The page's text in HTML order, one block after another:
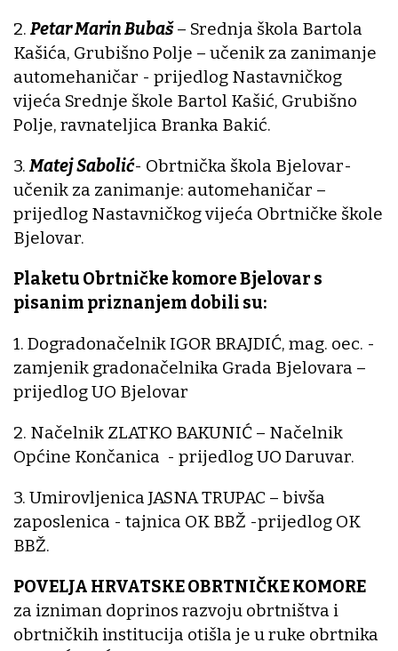
2. Petar Marin Bubaš– Srednja škola Bartola
Kašića, Grubišno Polje – učenik za zanimanje
automehaničar - prijedlog Nastavničkog
vijeća Srednje škole Bartol Kašić, Grubišno
Polje, ravnateljica Branka Bakić.
3. Matej Sabolić- Obrtnička škola Bjelovar-
učenik za zanimanje: automehaničar –
prijedlog Nastavničkog vijeća Obrtničke škole
Bjelovar.
Plaketu Obrtničke komore Bjelovar s
pisanim priznanjem dobili su:
1. Dogradonačelnik IGOR BRAJDIĆ, mag. oec. -
zamjenik gradonačelnika Grada Bjelovara –
prijedlog UO Bjelovar
2. Načelnik ZLATKO BAKUNIĆ – Načelnik
Općine Končanica - prijedlog UO Daruvar.
3. Umirovljenica JASNA TRUPAC – bivša
zaposlenica - tajnica OK BBŽ -prijedlog OK
BBŽ.
POVELJA HRVATSKE OBRTNIČKE KOMORE
za izniman doprinos razvoju obrtništva i
obrtničkih institucija otišla je u ruke obrtnika